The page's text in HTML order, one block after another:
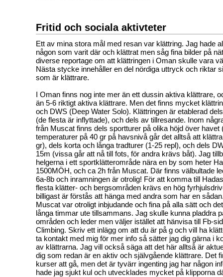
Fritid och sociala aktivteter
Ett av mina stora mål med resan var klättring. Jag hade
någon som varit där och klättrat men såg fina bilder på
diverse reportage om att klättringen i Oman skulle vara
Nästa stycke innehåller en del nördiga uttryck och riktar
som är klättrare.
I Oman finns nog inte mer än ett dussin aktiva klättrare,
än 5-6 riktigt aktiva klättrare. Men det finns mycket
och DWS (Deep Water Solo). Klättringen är etablerad
(de flesta är inflyttade), och dels av tillresande. Inom
från Muscat finns dels sportturer på olika höjd över havet
temperaturer på 40 gr på havsnivå går det alltså att
gr), dels korta och långa tradturer (1-25 repl), och dels
15m (vissa går att nå till fots, för andra krävs båt). Jag
helgerna i ett sportklätterområde nära en by som heter
1500MÖH, och ca 2h från Muscat. Där finns välbultade
6a-8b och inramningen är otrolig! För att komma till
flesta klätter- och bergsområden krävs en hög
billigast är förstås att hänga med andra som har en
Muscat var otroligt inbjudande och fina på alla sätt och
långa timmar ute tillsammans. Jag skulle kunna pladdra
områden och leder men väljer istället att hänvisa till Fb-
Climbing. Skriv ett inlägg om att du är på g och vill ha
ta kontakt med mig för mer info så sätter jag dig gärna i
av klättrarna. Jag vill också säga att det här alltså är
dig som redan är en aktiv och självgående klättrare. Det
kurser att gå, men det är tyvärr ingenting jag har någon
hade jag sjukt kul och utvecklades mycket på klipporna